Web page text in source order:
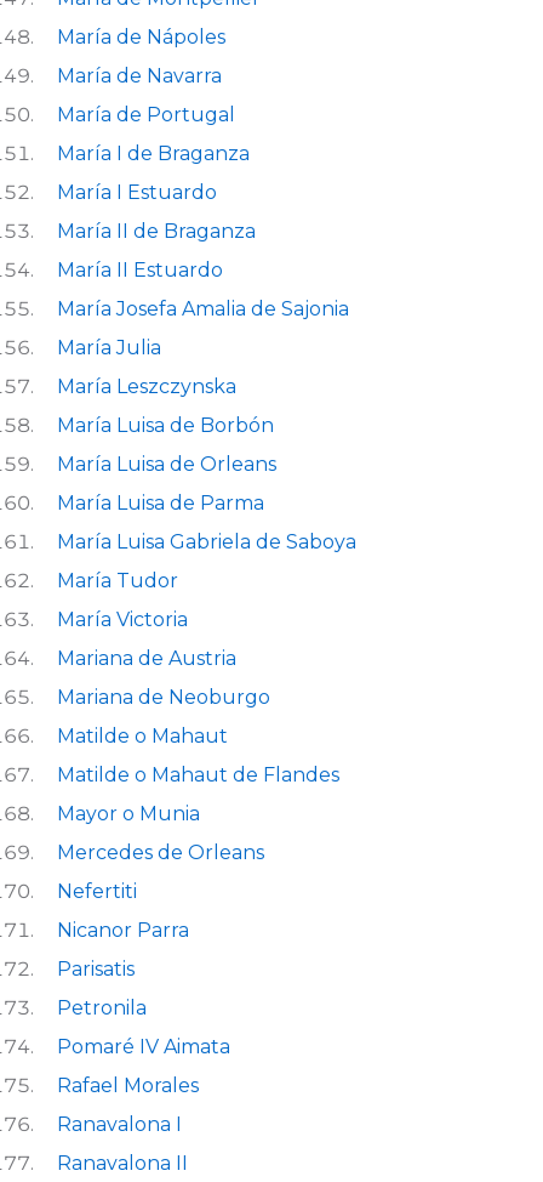
María de Nápoles
María de Navarra
María de Portugal
María I de Braganza
María I Estuardo
María II de Braganza
María II Estuardo
María Josefa Amalia de Sajonia
María Julia
María Leszczynska
María Luisa de Borbón
María Luisa de Orleans
María Luisa de Parma
María Luisa Gabriela de Saboya
María Tudor
María Victoria
Mariana de Austria
Mariana de Neoburgo
Matilde o Mahaut
Matilde o Mahaut de Flandes
Mayor o Munia
Mercedes de Orleans
Nefertiti
Nicanor Parra
Parisatis
Petronila
Pomaré IV Aimata
Rafael Morales
Ranavalona I
Ranavalona II